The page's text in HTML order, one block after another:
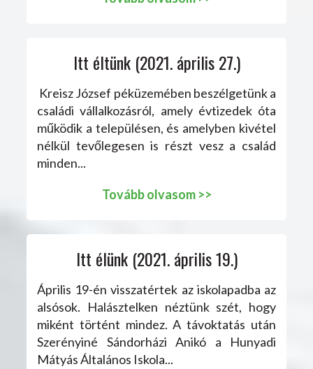
Itt éltünk (2021. április 27.)
Kreisz József péküzemében beszélgetünk a
családi vállalkozásról, amely évtizedek óta
működik a településen, és amelyben kivétel
nélkül tevőlegesen is részt vesz a család
minden...
Tovább olvasom >>
Itt élünk (2021. április 19.)
Április 19-én visszatértek az iskolapadba az
alsósok. Halásztelken néztünk szét, hogy
miként történt mindez. A távoktatás után
Szerényiné Sándorházi Anikó a Hunyadi
Mátyás Általános Iskola...